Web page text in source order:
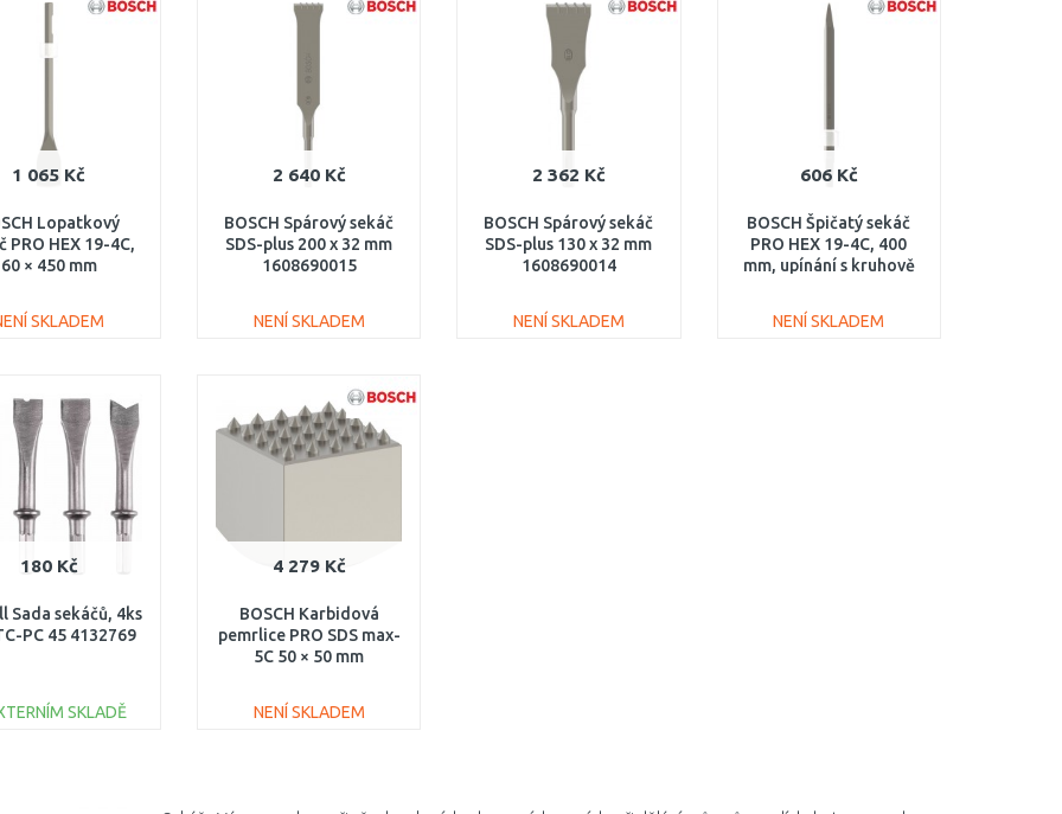
Porovnat Porovnat Porovnat
1 065 Kč
Lopatkový
PRO HEX 19-4C,
60 × 450 mm
SKLADEM
Porovnat
2 640 Kč
BOSCH Spárový sekáč
SDS-plus 200 x 32 mm
1608690015
NENÍ SKLADEM
Porovnat
2 362 Kč
BOSCH Spárový sekáč
SDS-plus 130 x 32 mm
1608690014
NENÍ SKLADEM
606 Kč
BOSCH Špičatý sekáč
PRO HEX 19-4C, 400
mm, upínání s kruhově
1618630002
NENÍ SKLADEM
180 Kč
Sada sekáčů, 4ks
PC 45 4132769
SKLADĚ
4 279 Kč
BOSCH Karbidová
pemrlice PRO SDS max-
5C 50 × 50 mm
NENÍ SKLADEM